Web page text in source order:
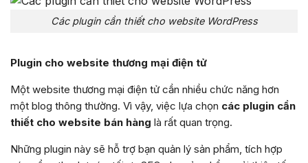
Các plugin cần thiết cho website WordPress
Plugin cho website thương mại điện tử
Một website thương mại điện tử cần nhiều chức năng hơn
một blog thông thường. Vì vậy, việc lựa chọn các plugin cần
thiết cho website bán hàng là rất quan trọng.
Những plugin này sẽ hỗ trợ bạn quản lý sản phẩm, tích hợp